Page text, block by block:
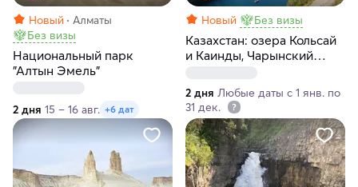
Новый
Алматы
Без визы
Национальный парк
"Алтын Эмель"
2 дня 15 – 16 авг. +6 дат
Новый Без визы
Казахстан: озера Кольсай
и Каинды, Чарынский
2 дня Любые даты с 1 янв. по
31 дек.